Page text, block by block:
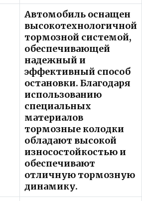
Автомобиль оснащен
высокотехнологичной
тормозной системой,
обеспечивающей
надежный и
эффективный способ
остановки. Благодаря
использованию
специальных
материалов
тормозные колодки
обладают высокой
износостойкостью и
обеспечивают
отличную тормозную
динамику.